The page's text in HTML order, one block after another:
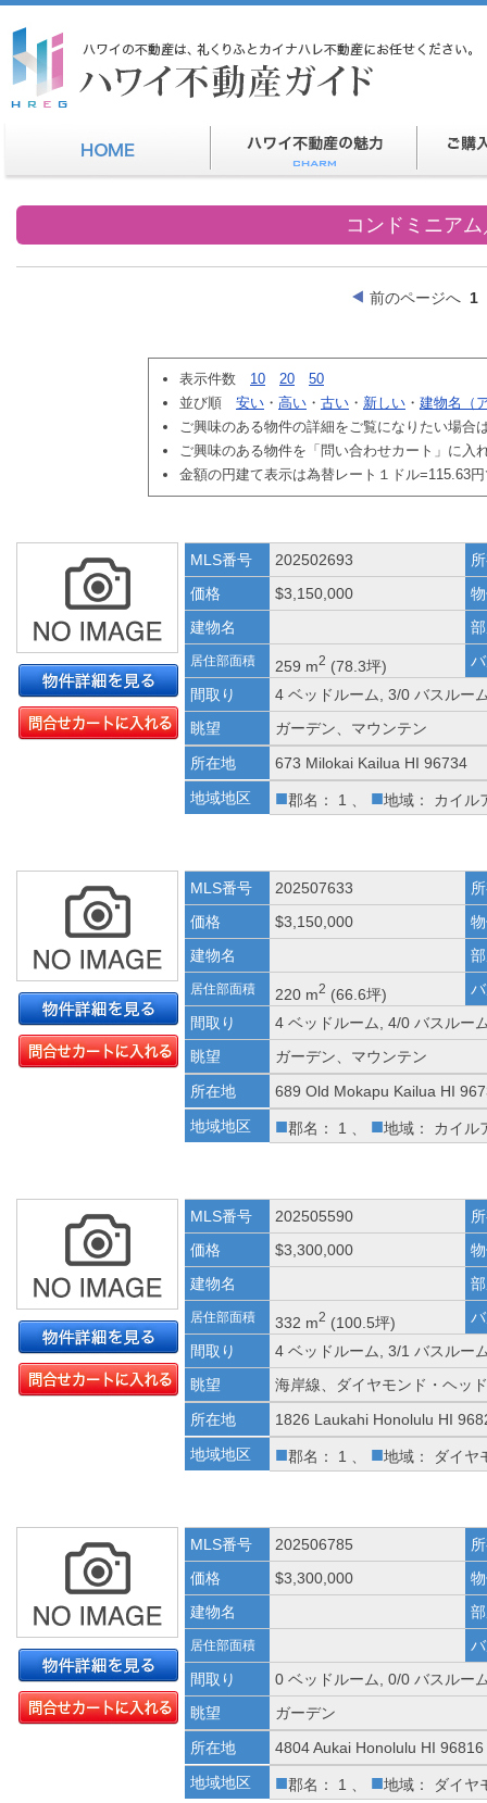
コンドミニア
前のページへ 1
表示件数 10 20
50
並び順 安い ・ 高い ・ 古い ・ 新しい ・ 建物名（
ご興味のある物件の詳細をご覧になりたい場合
ご興味のある物件を「問い合わせカート」に入
金額の円建て表示は為替レート１ドル=115.63
MLS番号 202502693
価格
$3,150,000
建物名
居住部面積 259 m2 (78.3坪)
間取り
4 ベッドルーム, 3/0 バスルー
眺望
ガーデン、マウンテン
所在地
673 Milokai Kailua HI 96734
地域地区
■郡名： 1 、 ■地域： カイル
MLS番号 202507633
価格
$3,150,000
建物名
居住部面積 220 m2 (66.6坪)
間取り
4 ベッドルーム, 4/0 バスルー
眺望
ガーデン、マウンテン
所在地
689 Old Mokapu Kailua HI
地域地区
■郡名： 1 、 ■地域： カイル
MLS番号 202505590
価格
$3,300,000
建物名
居住部面積 332 m2 (100.5坪)
間取り
4 ベッドルーム, 3/1 バスルー
眺望
海岸線、ダイヤモンド・ヘッ
所在地
1826 Laukahi Honolulu HI
地域地区
■郡名： 1 、 ■地域： ダイヤ
MLS番号 202506785
価格
$3,300,000
建物名
居住部面積
間取り
0 ベッドルーム, 0/0 バスルー
眺望
ガーデン
所在地
4804 Aukai Honolulu HI 96816
地域地区
■郡名： 1 、 ■地域： ダイヤ